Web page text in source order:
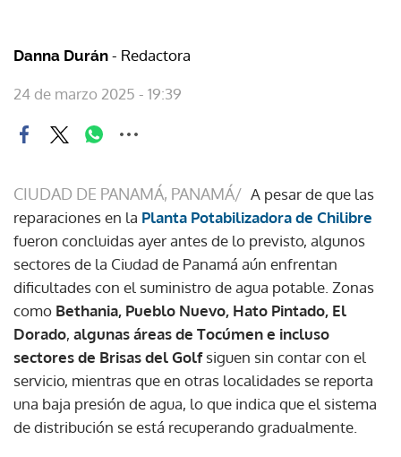
Danna Durán - Redactora
24 de marzo 2025 - 19:39
CIUDAD DE PANAMÁ, PANAMÁ/ A pesar de que las
reparaciones en la Planta Potabilizadora de Chilibre
fueron concluidas ayer antes de lo previsto, algunos
sectores de la Ciudad de Panamá aún enfrentan
dificultades con el suministro de agua potable. Zonas
como Bethania, Pueblo Nuevo, Hato Pintado, El
Dorado, algunas áreas de Tocúmene incluso
sectores de Brisas del Golfsiguen sin contar con el
servicio, mientras que en otras localidades se reporta
una baja presión de agua, lo que indica que el sistema
de distribución se está recuperando gradualmente.